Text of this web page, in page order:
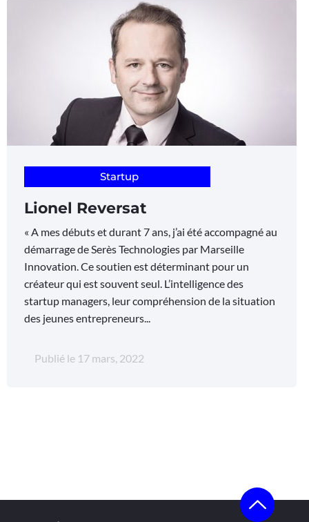
Startup
Lionel Reversat
« A mes débuts et durant 7 ans, j’ai été accompagné au
démarrage de Serès Technologies par Marseille
Innovation. Ce soutien est déterminant pour un
créateur qui est souvent seul. L’intelligence des
startup managers, leur compréhension de la situation
des jeunes entrepreneurs...
Publié le 17 mars, 2022